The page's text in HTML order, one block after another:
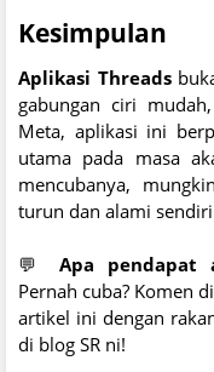
Kesimpulan
Aplikasi Threads
gabungan ciri
Meta, aplikasi ini
utama pada masa
mencubanya,
turun dan alami
💬 Apa pendapat
Pernah cuba? Komen
artikel ini dengan
di blog SR ni!